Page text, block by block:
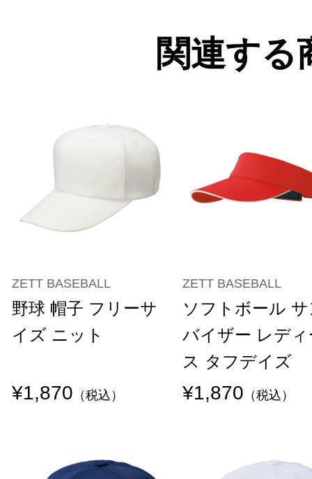
関連する
ZETT BASEBALL
野球 帽子 フリーサ
イズ ニット
¥1,870 （税込）
ZETT BASEBALL
ソフトボール
バイザー レディ
ス タフデイズ
¥1,870 （税込）